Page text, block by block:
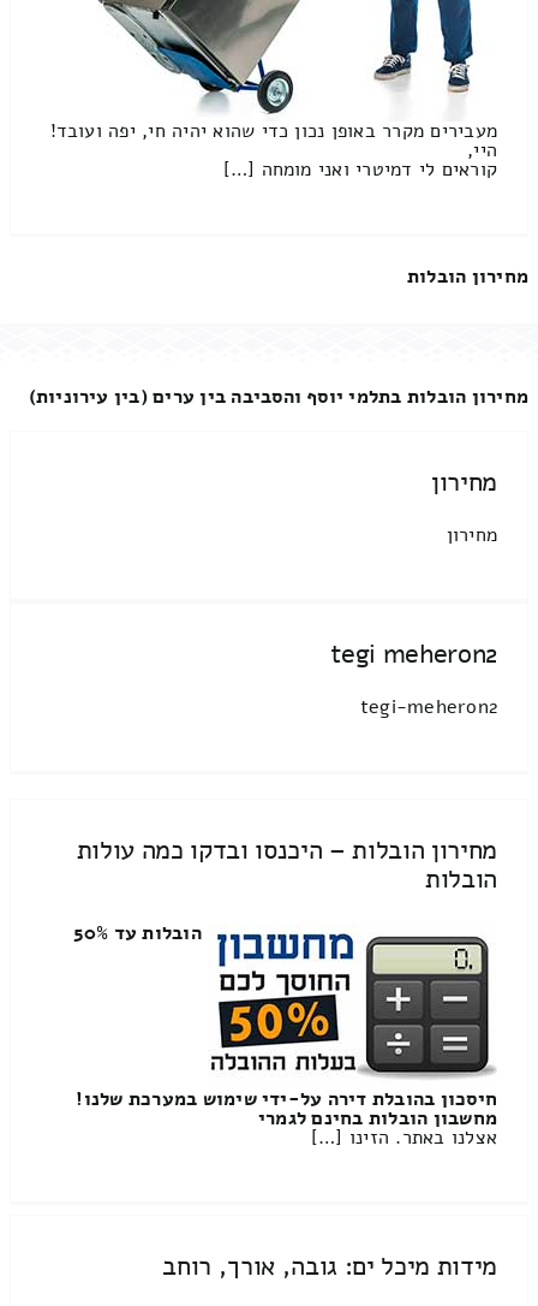
מעבירים מקרר באופן נכון כדי שהוא יהיה חי, יפה ועובד!
היי,
קוראים לי דמיטרי ואני מומחה […]
מחירון הובלות
מחירון הובלות בתלמי יוסף והסביבה בין ערים (בין עירוניות)
מחירון
מחירון
tegi meheron2
tegi-meheron2
מחירון הובלות – היכנסו ובדקו כמה עולות
הובלות
הובלות עד 50%
חיסכון בהובלת דירה על-ידי שימוש במערכת שלנו!
מחשבון הובלות בחינם לגמרי
אצלנו באתר. הזינו […]
מידות מיכל ים: גובה, אורך, רוחב